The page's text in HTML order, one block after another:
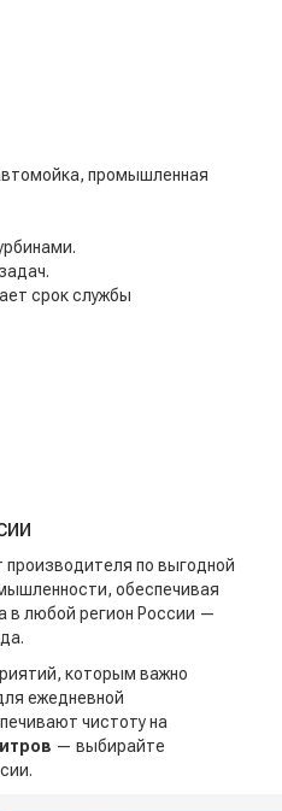
промышленная
срок службы
производителя по выгодной
обеспечивая
в любой регион России —
которым важно
ежедневной
чистоту на
— выбирайте